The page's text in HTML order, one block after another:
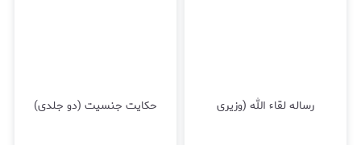
رساله لقاء الله (وزیری حکایت جنسیت (دو جلدی)